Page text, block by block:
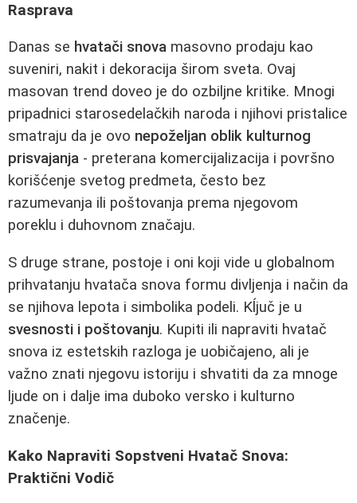
Rasprava
Danas se hvatači snova masovno prodaju kao
suveniri, nakit i dekoracija širom sveta. Ovaj
masovan trend doveo je do ozbiljne kritike. Mnogi
pripadnici starosedelačkih naroda i njihovi pristalice
smatraju da je ovo nepoželjan oblik kulturnog
prisvajanja - preterana komercijalizacija i površno
korišćenje svetog predmeta, često bez
razumevanja ili poštovanja prema njegovom
poreklu i duhovnom značaju.
S druge strane, postoje i oni koji vide u globalnom
prihvatanju hvatača snova formu divljenja i način da
se njihova lepota i simbolika podeli. Kĺjuč je u
svesnosti i poštovanju. Kupiti ili napraviti hvatač
snova iz estetskih razloga je uobičajeno, ali je
važno znati njegovu istoriju i shvatiti da za mnoge
ljude on i dalje ima duboko versko i kulturno
značenje.
Kako Napraviti Sopstveni Hvatač Snova:
Praktični Vodič